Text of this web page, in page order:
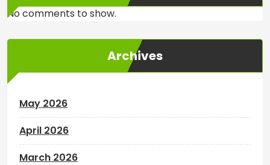
No comments to show.
Archives
May 2026
April 2026
March 2026